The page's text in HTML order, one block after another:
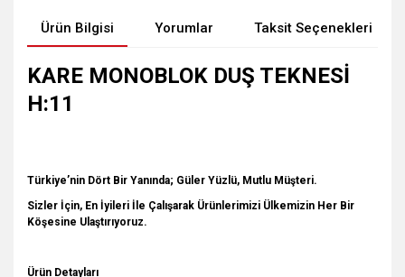
Ürün Bilgisi Yorumlar Taksit Seçenekleri
KARE MONOBLOK DUŞ TEKNESİ
H:11
Türkiye’nin Dört Bir Yanında; Güler Yüzlü, Mutlu Müşteri.
Sizler İçin, En İyileri İle Çalışarak Ürünlerimizi Ülkemizin Her Bir
Köşesine Ulaştırıyoruz.
Ürün Detayları